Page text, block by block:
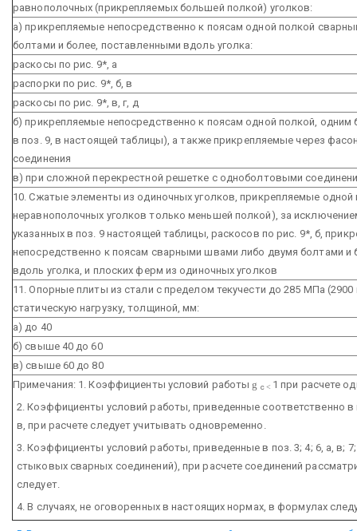
равнополочных (прикрепляемых большей полкой) уголков:
а) прикрепляемые непосредственно к поясам одной полкой
болтами и более, поставленными вдоль уголка:
раскосы по рис. 9*, а
распорки по рис. 9*, б, в
раскосы по рис. 9*, в, г, д
б) прикрепляемые непосредственно к поясам одной полкой, одним
в поз. 9, в настоящей таблицы), а также прикрепляемые через
соединения
в) при сложной перекрестной решетке с одноболтовыми
10. Сжатые элементы из одиночных уголков, прикрепляемые одной
неравнополочных уголков только меньшей полкой), за
указанных в поз. 9 настоящей таблицы, раскосов по рис. 9*, б,
непосредственно к поясам сварными швами либо двумя болтами и
вдоль уголка, и плоских ферм из одиночных уголков
11. Опорные плиты из стали с пределом текучести до 285 МПа (2900
статическую нагрузку, толщиной, мм:
а) до 40
б) свыше 40 до 60
в) свыше 60 до 80
Примечания: 1. Коэффициенты условий работы g с< 1 при расчете
2. Коэффициенты условий работы, приведенные соответственно в
в, при расчете следует учитывать одновременно.
3. Коэффициенты условий работы, приведенные в поз. 3; 4; 6, а, в;
стыковых сварных соединений), при расчете соединений
следует.
4. В случаях, не оговоренных в настоящих нормах, в формулах